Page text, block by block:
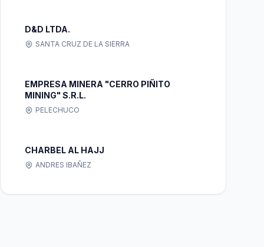
D&D LTDA.
SANTA CRUZ DE LA SIERRA
EMPRESA MINERA "CERRO PIÑITO
MINING" S.R.L.
PELECHUCO
CHARBEL AL HAJJ
ANDRES IBAÑEZ